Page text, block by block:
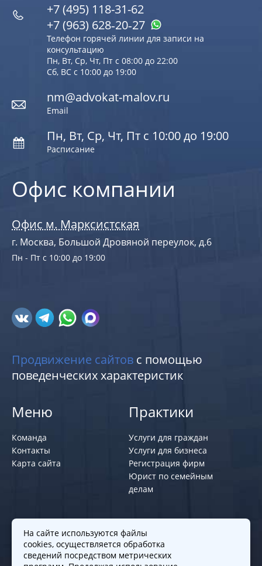
Офис компании
Офис м. Марксистская
г. Москва, Большой Дровяной переулок, д.6
Пн - Пт с 10:00 до 19:00
+7 (495) 118-31-62
+7 (963) 628‑20‑27
Телефон горячей линии для записи на
консультацию
Пн, Вт, Ср, Чт, Пт с 08:00 до 22:00
Сб, ВС с 10:00 до 19:00
nm@advokat-malov.ru
Email
Пн, Вт, Ср, Чт, Пт с 10:00 до 19:00
Расписание
Продвижение сайтов с помощью
поведенческих характеристик
Меню
Команда
Контакты
Карта сайта
Практики
Услуги для граждан
Услуги для бизнеса
Регистрация фирм
Юрист по семейным
делам
Политики и правила
Политика обработки персональных
На сайте используются файлы
cookies, осуществляется обработка
сведений посредством метрических